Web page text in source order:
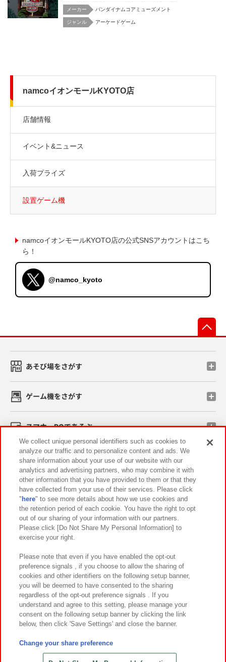
メーカー バンダイナムコアミューズメント
アーケードゲーム
namcoイオンモールKYOTO店
店舗情報
イベント&ニュース
入荷プライズ
設置ゲーム機
namcoイオンモールKYOTO店の公式SNSアカウントはこち
ら！
@namco_kyoto
あそび場をさがす
ゲーム機をさがす
スマホ・PCであそぶ
イベント・キャンペーン
関連会社 サステナビリティ サイトポリシー
プライバシーポリシー ウェブアクセシビリティ方針と検証結果
お取引先さまとともに
カスタマーハラスメント対応方針 よくあるご質問・お問い合わせ
©Bandai Namco Amusement Inc.
©Bandai Namco Amusement Lab Inc.
We collect unique personal identifiers such as cookies to
analyze our traffic and to personalize content and ads. We
share information about your use of our website with our
analytics and advertising partners, who may combine it with
other information that you have provided to them or that they
have collected from your use of their services. Please click
" here" to see more details about how we use cookies and
the retention period of each cookie. You have the right to opt
out of our sharing of your information with our partners.
Please click [Do Not Share My Personal Information] to
exercise your right.
Please note that even if you have enabled the opt-out
preference signals , if you choose to allow the sharing of
cookies and other identifiers on the following setup banner,
you will be deemed to have consented to the sharing
regardless of the opt-out preference signals . If you
understand and agree to this setting, please manage your
consent on the following setup banner by clicking the link
below, then click 'Save Settings' and close the banner.
Change your share preference